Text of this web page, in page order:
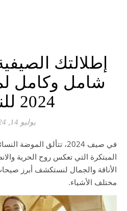
إطلالتك
شامل وكامل
2024 للنساء
يوليو 14, 2024
في صيف 2024، تتألق الموضة النسائية بألوانها الزاهية وتصاميمها
المبتكرة التي تعكس روح الحرية
الأناقة والجمال لنستكشف أبرز
مختلف الأشياء.